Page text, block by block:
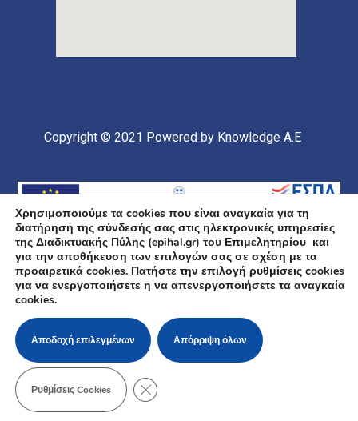
Copyright © 2021 Powered by Knowledge A.E
Υποέργο 1 Πράξης: «Ανάπτυξη και Αναβάθμιση
Ηλεκτρονικής Υποδομής και Ψηφιακών Υπηρεσιών του
Επιμελητηρίου Χαλκιδικής» Επιχειρησιακό Πρόγραμμα
«Κεντρική Μακεδονία» Συγχρηματοδοτείται από την
Ευρωπαϊκή Ένωση (Ευρωπαϊκό Ταμείο Περιφερειακής
Ανάπτυξης ΕΤΠΑ) και από εθνικούς πόρους μέσω του
ΠΔΕ
Πολιτική Cookies
Χρησιμοποιούμε τα cookies που είναι αναγκαία για τη
διατήρηση της σύνδεσής σας στις ηλεκτρονικές υπηρεσίες
της Διαδικτυακής Πύλης (epihal.gr) του Επιμελητηρίου και
για την αποθήκευση των επιλογών σας σε σχέση με τα
προαιρετικά cookies. Πατήστε την επιλογή ρυθμίσεις cookies
για να ενεργοποιήσετε η να απενεργοποιήσετε τα αναγκαία
cookies.
Αποδοχή επιλεγμένων Απόρριψη όλων
Ρυθμίσεις Cookies ΚΛΕΊΣΙΜΟ ΤΟΥ COOKIE BANNER ΓΙΑ